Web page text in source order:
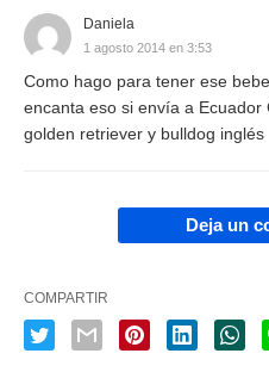
Daniela
1 agosto 2014 en 3:53
Como hago para tener ese
encanta eso si envía a Ecuador
golden retriever y bulldog inglés
Deja un
COMPARTIR